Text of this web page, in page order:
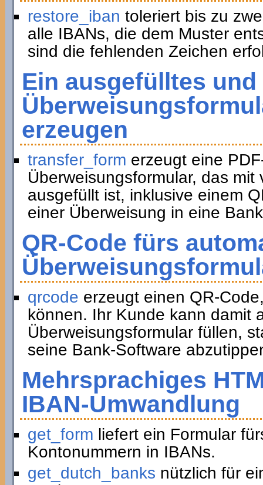
restore_iban toleriert bis zu
alle IBANs, die dem Muster
sind die fehlenden Zeichen
Ein ausgefülltes
erzeugen
transfer_form erzeugt eine
Überweisungsformular, das
ausgefüllt ist, inklusive einem
einer Überweisung in eine
QR-Code fürs
qrcode erzeugt einen QR-
können. Ihr Kunde kann damit
Überweisungsformular füllen,
seine Bank-Software
Mehrsprachiges
IBAN-Umwandlung
get_form liefert ein Formular
Kontonummern in IBANs.
get_dutch_banks nützlich für